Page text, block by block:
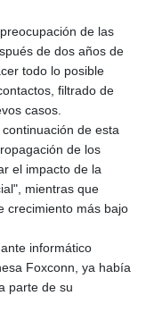
de las
de dos años de
todo lo posible
filtrado de
casos.
de esta
de los
el impacto de la
mientras que
crecimiento más bajo
informático
Foxconn, ya había
parte de su